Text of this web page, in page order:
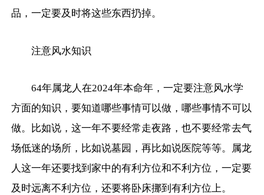
品，一定要及时将这些东西扔掉。
注意风水知识
64年属龙人在2024年本命年，一定要注意风水学
方面的知识，要知道哪些事情可以做，哪些事情不可以
做。比如说，这一年不要经常走夜路，也不要经常去气
场低迷的场所，比如说墓园，再比如说医院等等。属龙
人这一年还要找到家中的有利方位和不利方位，一定要
及时远离不利方位，还要将卧床挪到有利方位上。